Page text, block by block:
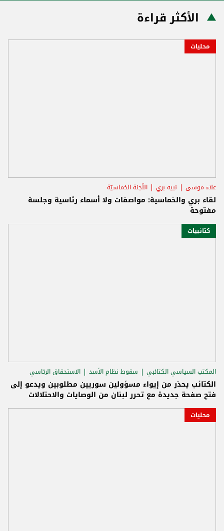
الأكثر قراءة
محليات
علاء موسى نبيه بري اللّجنة الخماسيّة
لقاء بري والخماسية: مواصفات ولا أسماء رئاسية وجلسة
مفتوحة
كتائبيات
المكتب السياسي الكتائبي سقوط نظام الأسد الاستحقاق الرئاسي
الكتائب يحذر من إيواء مسؤولين سوريين مطلوبين ويدعو إلى
فتح صفحة جديدة مع تحرر لبنان من الوصايات والاحتلالات
محليات